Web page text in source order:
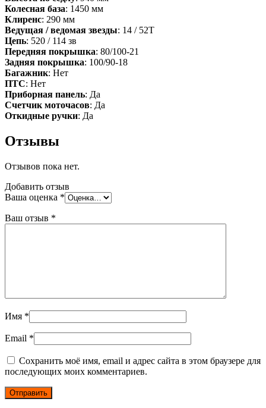
Колесная база: 1450 мм
Клиренс: 290 мм
Ведущая / ведомая звезды: 14 / 52T
Цепь: 520 / 114 зв
Передняя покрышка: 80/100-21
Задняя покрышка: 100/90-18
Багажник: Нет
ПТС: Нет
Приборная панель: Да
Счетчик моточасов: Да
Откидные ручки: Да
Отзывы
Отзывов пока нет.
Добавить отзыв
Ваша оценка *
Ваш отзыв *
Имя *
Email *
Сохранить моё имя, email и адрес сайта в этом браузере для
последующих моих комментариев.